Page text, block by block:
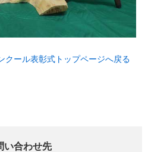
クール表彰式トップページへ戻る
い合わせ先